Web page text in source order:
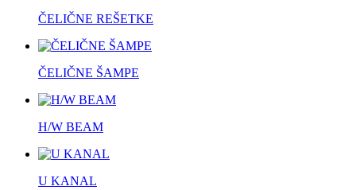
ČELIČNE REŠETKE
ČELIČNE ŠAMPE
H/W BEAM
U KANAL